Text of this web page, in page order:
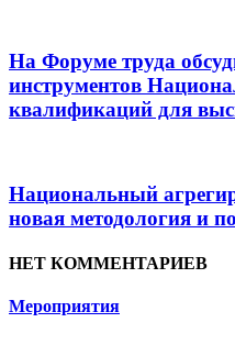
На Форуме труда
инструментов
квалификаций для
Национальный
новая методология и
НЕТ КОММЕНТАРИЕВ
Мероприятия